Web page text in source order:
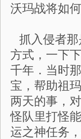
沃玛战将如
抓入侵者那
方式，一下
千年．当时
宝，帮助祖
两天的事，
怪队里打怪
运之神任务